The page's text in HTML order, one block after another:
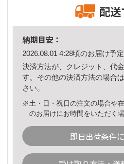
配送
納期目安：
2026.08.01 4:28頃のお届け予定
決済方法が、クレジット、代
す。その他の決済方法の場合は
さい。
※土・日・祝日の注文の場合や
のお届けにお時間をいただく
即日出荷条件